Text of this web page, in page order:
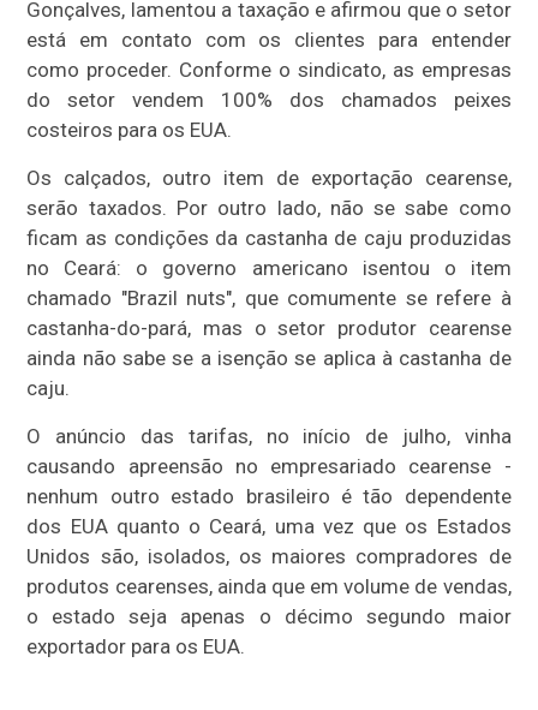
Gonçalves, lamentou a taxação e afirmou que o setor
está em contato com os clientes para entender
como proceder. Conforme o sindicato, as empresas
do setor vendem 100% dos chamados peixes
costeiros para os EUA.
Os calçados, outro item de exportação cearense,
serão taxados. Por outro lado, não se sabe como
ficam as condições da castanha de caju produzidas
no Ceará: o governo americano isentou o item
chamado "Brazil nuts", que comumente se refere à
castanha-do-pará, mas o setor produtor cearense
ainda não sabe se a isenção se aplica à castanha de
caju.
O anúncio das tarifas, no início de julho, vinha
causando apreensão no empresariado cearense -
nenhum outro estado brasileiro é tão dependente
dos EUA quanto o Ceará, uma vez que os Estados
Unidos são, isolados, os maiores compradores de
produtos cearenses, ainda que em volume de vendas,
o estado seja apenas o décimo segundo maior
exportador para os EUA.